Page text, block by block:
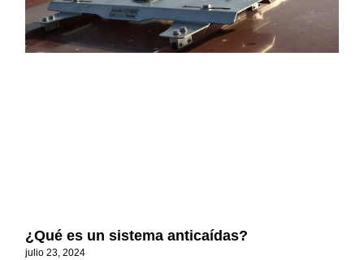
¿Qué es un sistema anticaídas?
julio 23, 2024